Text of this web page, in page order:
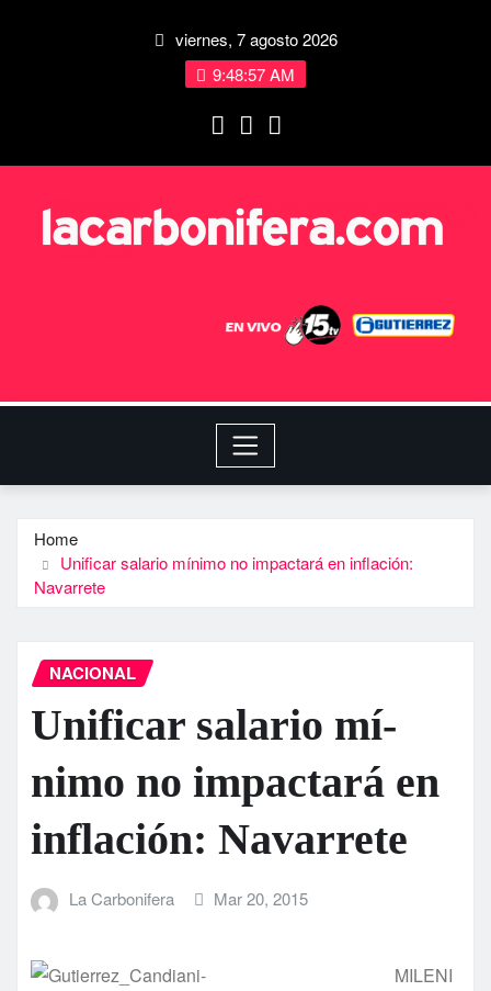
viernes, 7 agosto 2026
9:48:57 AM
Home
Unificar salario mí­nimo no impactará en inflación:
Navarrete
NACIONAL
Unificar salario mí­
nimo no impactará en
inflación: Navarrete
La Carbonifera Mar 20, 2015
MILENI